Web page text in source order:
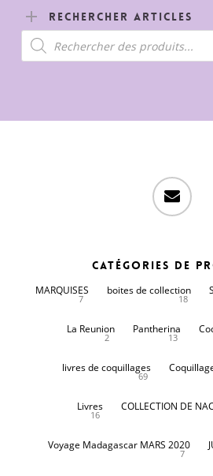
Rechercher Articles
Recherche
de
produits
email
Catégories de
MARQUISES
7
boites de collection
18
La Reunion
2
Pantherina
13
livres de coquillages
69
Livres
16
COLLECTION DE
Voyage Madagascar MARS 2020
7